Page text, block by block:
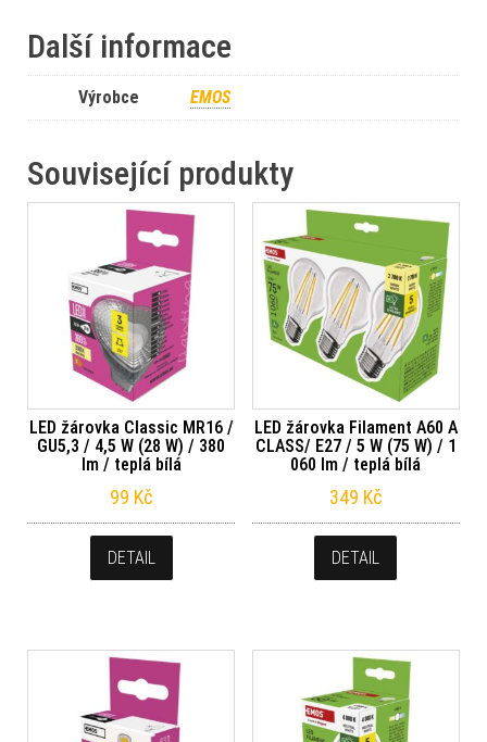
Další informace
Výrobce EMOS
Související produkty
LED žárovka Classic MR16 /
GU5,3 / 4,5 W (28 W) / 380
lm / teplá bílá
99 Kč
DETAIL
LED žárovka Filament A60 A
CLASS/ E27 / 5 W (75 W) / 1
060 lm / teplá bílá
349 Kč
DETAIL